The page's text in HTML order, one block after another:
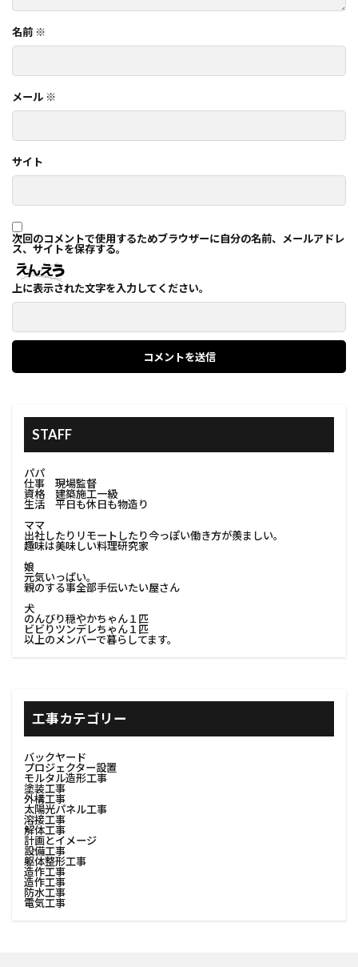
名前 ※
メール ※
サイト
次回のコメントで使用するためブラウザーに自分の名前、メールアドレ
ス、サイトを保存する。
上に表示された文字を入力してください。
STAFF
パパ
仕事 現場監督
資格 建築施工一級
生活 平日も休日も物造り
ママ
出社したりリモートしたり今っぽい働き方が羨ましい。
趣味は美味しい料理研究家
娘
元気いっぱい。
親のする事全部手伝いたい屋さん
犬
のんびり穏やかちゃん１匹
ビビりツンデレちゃん１匹
以上のメンバーで暮らしてます。
工事カテゴリー
バックヤード
プロジェクター設置
モルタル造形工事
塗装工事
外構工事
太陽光パネル工事
溶接工事
解体工事
計画とイメージ
設備工事
躯体整形工事
造作工事
造作工事
防水工事
電気工事